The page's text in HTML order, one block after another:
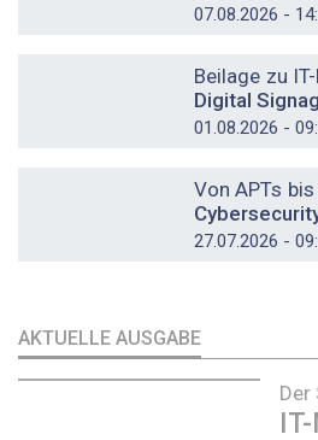
07.08.2026 -
Beilage zu
Digital
01.08.2026 -
Von APTs
27.07.2026 -
AKTUELLE AUSGABE
Der